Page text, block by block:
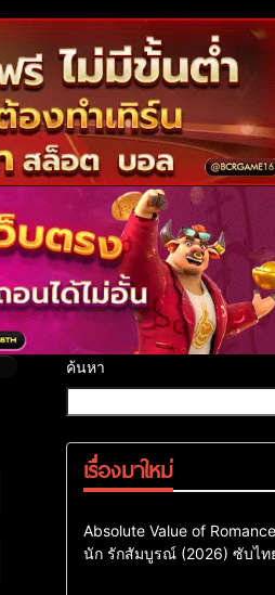
ค้นหา
เรื่องมาใหม่
Comedy Drama
ซีรี่ย์เกา
ซีรี่ย์เกาหลีซับไทย
Absolute Value of
นัก รักสัมบูรณ์ (2026) ซับไท